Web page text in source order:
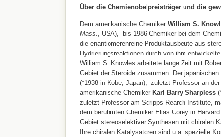
Über die Chemienobelpreisträger und die
Dem amerikanische Chemiker William S.
Mass ., USA), bis 1986 Chemiker bei dem
die enantiomerenreine Produktausbeute aus
Hydrierungsreaktionen durch von ihm
William S. Knowles arbeitete lange Zeit mit
Gebiet der Steroide zusammen. Der
(*1938 in Kobe, Japan), zuletzt Professor an
amerikanische Chemiker Karl Barry Sharpless
zuletzt Professor am Scripps Rearch Institute,
dem berühmten Chemiker Elias Corey in
Gebiet stereoselektiver Synthesen mit chiralen
Ihre chiralen Katalysatoren sind u.a. spezielle